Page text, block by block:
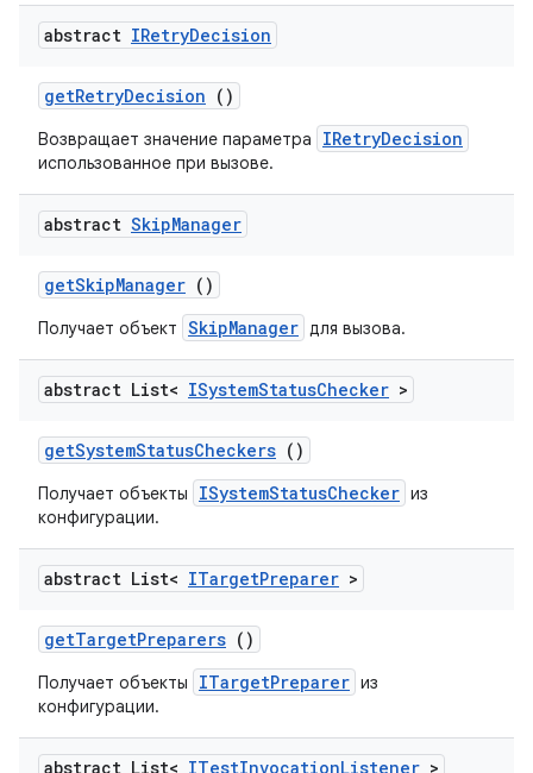
abstract IRetryDecision
getRetryDecision ()
Возвращает значение параметра IRetryDecision
использованное при вызове.
abstract SkipManager
getSkipManager ()
Получает объект SkipManager для вызова.
abstract List< ISystemStatusChecker >
getSystemStatusCheckers ()
Получает объекты ISystemStatusChecker из
конфигурации.
abstract List< ITargetPreparer >
getTargetPreparers ()
Получает объекты ITargetPreparer из
конфигурации.
abstract List< ITestInvocationListener >